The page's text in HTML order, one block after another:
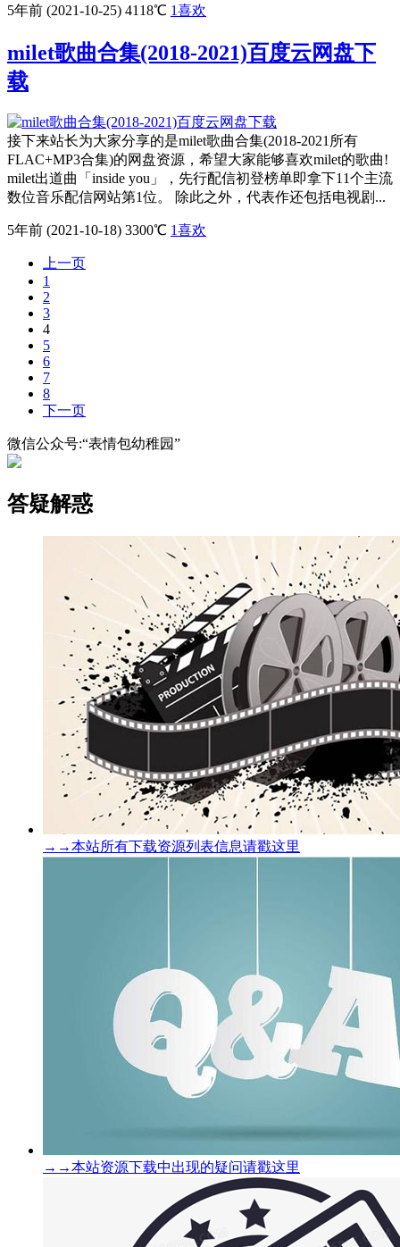
5年前 (2021-10-25) 4118℃ 1喜欢
milet歌曲合集(2018-2021)百度云网盘下
载
接下来站长为大家分享的是milet歌曲合集(2018-2021所有
FLAC+MP3合集)的网盘资源，希望大家能够喜欢milet的歌曲!
milet出道曲「inside you」，先行配信初登榜单即拿下11个主流
数位音乐配信网站第1位。 除此之外，代表作还包括电视剧...
5年前 (2021-10-18) 3300℃ 1喜欢
上一页
1
2
3
4
5
6
7
8
下一页
微信公众号:“表情包幼稚园”
答疑解惑
→→本站所有下载资源列表信息请戳这里
→→本站资源下载中出现的疑问请戳这里